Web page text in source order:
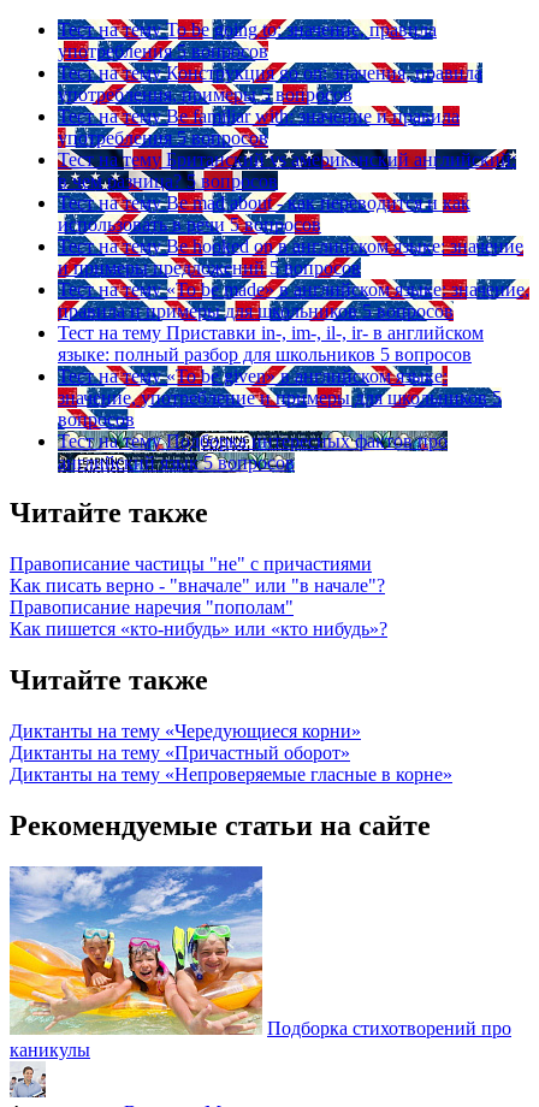
Тест на тему To be going to: значение, правила
употребления 5 вопросов
Тест на тему Конструкция go on: значения, правила
употребления, примеры 5 вопросов
Тест на тему Be familiar with: значение и правила
употребления 5 вопросов
Тест на тему Британский vs американский английский:
в чем разница? 5 вопросов
Тест на тему Be mad about - как переводится и как
использовать в речи 5 вопросов
Тест на тему Be hooked on в английском языке: значение
и примеры предложений 5 вопросов
Тест на тему «To be made» в английском языке: значение,
правила и примеры для школьников 5 вопросов
Тест на тему Приставки in-, im-, il-, ir- в английском
языке: полный разбор для школьников 5 вопросов
Тест на тему «To be given» в английском языке:
значение, употребление и примеры для школьников 5
вопросов
Тест на тему Подборка интересных фактов про
английский язык 5 вопросов
Читайте также
Правописание частицы "не" с причастиями
Как писать верно - "вначале" или "в начале"?
Правописание наречия "пополам"
Как пишется «кто-нибудь» или «кто нибудь»?
Читайте также
Диктанты на тему «Чередующиеся корни»
Диктанты на тему «Причастный оборот»
Диктанты на тему «Непроверяемые гласные в корне»
Рекомендуемые статьи на сайте
Подборка стихотворений про
каникулы